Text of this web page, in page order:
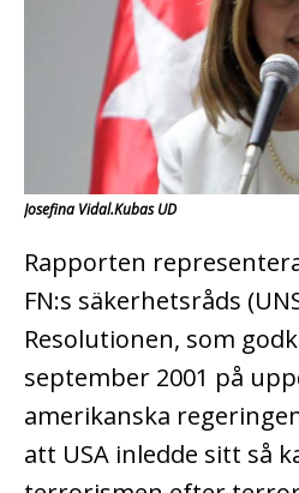
Josefina Vidal.Kubas UD
Rapporten
FN:s säkerhetsråds
Resolutionen, som
september 2001 på
amerikanska
att USA inledde sitt så